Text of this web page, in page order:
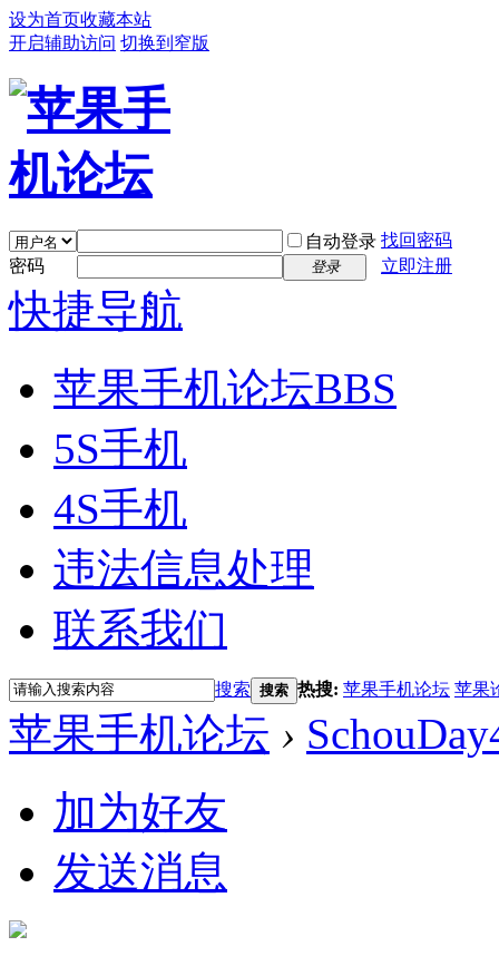
设为首页收藏本站
开启辅助访问 切换到窄版
自动登录 找回密码
密码
登录 立即注册
快捷导航
苹果手机论坛BBS
5S手机
4S手机
违法信息处理
联系我们
搜索 搜索 热搜: 苹果手机论坛 苹果
苹果手机论坛 ›
加为好友
发送消息